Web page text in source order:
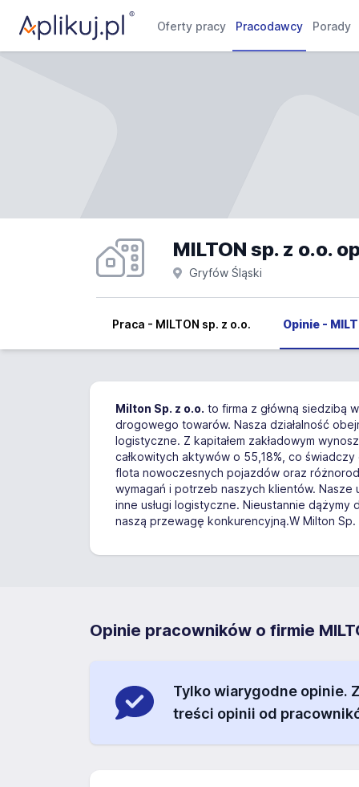
Oferty pracy Pracodawcy Porady
MILTON sp. z o.o.
Gryfów Śląski
Praca - MILTON sp. z o.o. Opinie -
Milton Sp. z o.o. to firma z główną siedzibą
drogowego towarów. Nasza działalność
logistyczne. Z kapitałem zakładowym
całkowitych aktywów o 55,18%, co
flota nowoczesnych pojazdów oraz
wymagań i potrzeb naszych klientów.
inne usługi logistyczne. Nieustannie
naszą przewagę konkurencyjną.W Milton Sp.
Opinie pracowników o firmie
Tylko wiarygodne opinie.
treści opinii od